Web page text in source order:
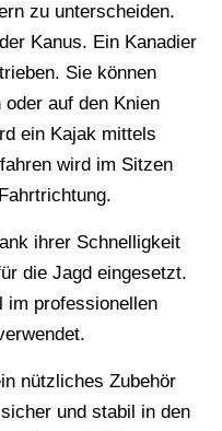
zu unterscheiden.
Kanus. Ein Kanadier
Sie können
auf den Knien
ein Kajak mittels
wird im Sitzen
ihrer Schnelligkeit
die Jagd eingesetzt.
im professionellen
nützliches Zubehör
und stabil in den